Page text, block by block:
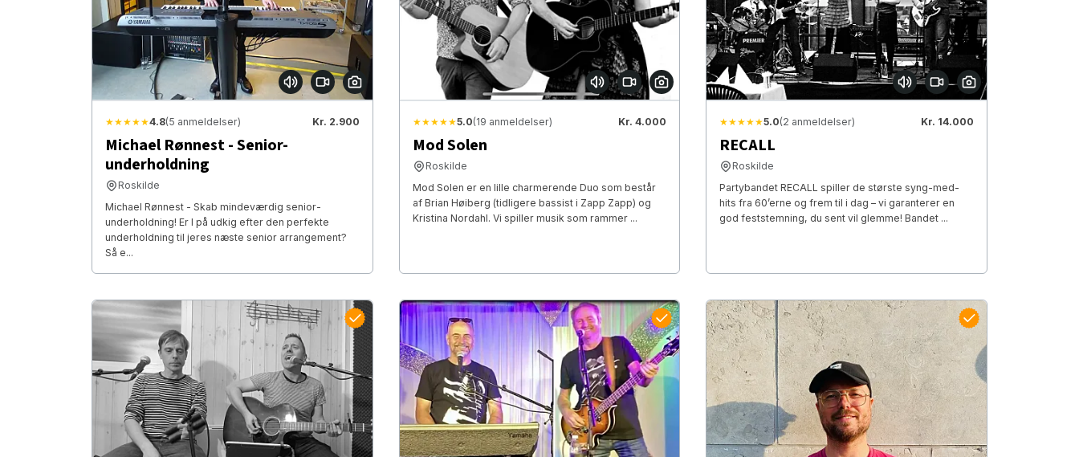
★★★★★4.8(5 anmeldelser) Kr. 2.900
Michael Rønnest - Senior-
underholdning
Roskilde
Michael Rønnest - Skab mindeværdig senior-
underholdning! Er I på udkig efter den perfekte
underholdning til jeres næste senior arrangement?
Så e...
★★★★★5.0(19 anmeldelser) Kr. 4.000
Mod Solen
Roskilde
Mod Solen er en lille charmerende Duo som består
af Brian Høiberg (tidligere bassist i Zapp Zapp) og
Kristina Nordahl. Vi spiller musik som rammer ...
★★★★★5.0(2 anmeldelser) Kr. 14.000
RECALL
Roskilde
Partybandet RECALL spiller de største syng-med-
hits fra 60’erne og frem til i dag – vi garanterer en
god feststemning, du sent vil glemme! Bandet ...